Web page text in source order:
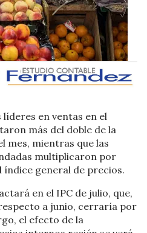
líderes en ventas en el
más del doble de la
mes, mientras que las
multiplicaron por
índice general de precios.
en el IPC de julio, que,
a junio, cerraría por
el efecto de la